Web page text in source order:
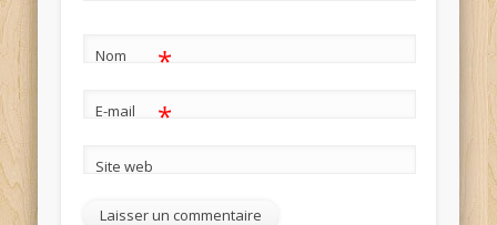
Nom *
E-mail *
Site web